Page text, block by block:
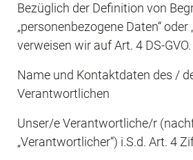
Bezüglich der Definition von
„personenbezogene Daten“ oder
verweisen wir auf Art. 4 DS-GVO.
Name und Kontaktdaten des /
Verantwortlichen
Unser/e Verantwortliche/r
„Verantwortlicher“) i.S.d. Art. 4